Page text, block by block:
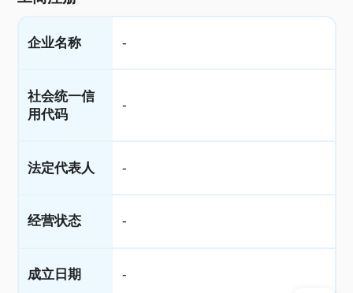
企业名称 -
社会统一信
用代码
-
法定代表人 -
经营状态 -
成立日期 -